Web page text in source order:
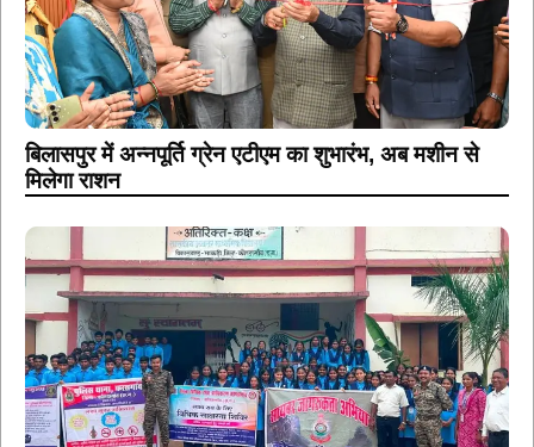
बिलासपुर में अन्नपूर्ति ग्रेन एटीएम का शुभारंभ, अब मशीन से
मिलेगा राशन